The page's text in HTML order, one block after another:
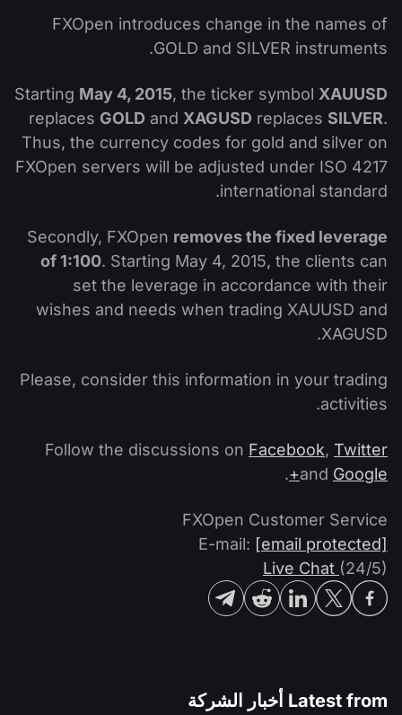
العملات الرقمية
iOS FXOpen App
المُخدِّم الافتراضي الخاص (VPS)
تقويم توزيعات الأرباح
منتدى الفوركس
مركز المساعدة
ما هو تداوُل عقود الفروقات (CFD)؟
ما هو التداوُل عبر شبكة الاتصالات الإلكترونية (ECN)؟
لماذا نحن؟
اتصل بنا
FXOpen introduces change in the names of
GOLD and SILVER instruments.
Starting May 4, 2015, the ticker symbol XAUUSD
replaces GOLD and XAGUSD replaces SILVER.
Thus, the currency codes for gold and silver on
FXOpen servers will be adjusted under ISO 4217
international standard.
Secondly, FXOpen removes the fixed leverage
of 1:100. Starting May 4, 2015, the clients can
set the leverage in accordance with their
wishes and needs when trading XAUUSD and
XAGUSD.
Please, consider this information in your trading
activities.
Follow the discussions on Facebook, Twitter
and Google+
.
FXOpen Customer Service
E-mail: [email protected]
Live Chat (24/5)
Latest from أخبار الشركة